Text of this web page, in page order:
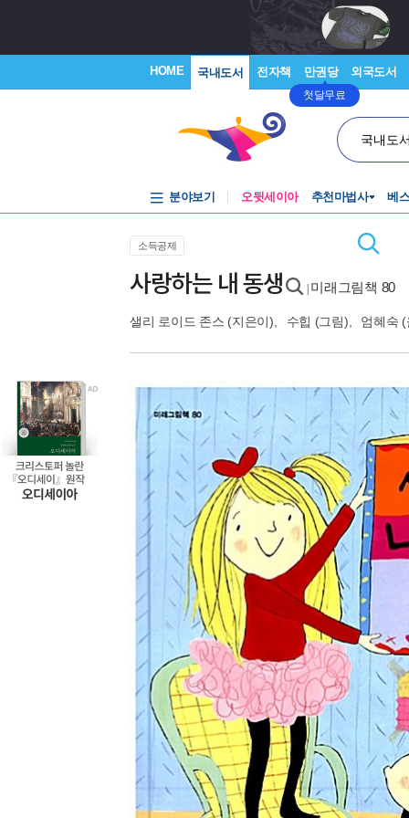
HOME 국내도서 전자책 만권당
첫달무료
외국도서
국내도
분야보기 오뒷세이아 추천마법사 베
소득공제
사랑하는 내 동생 미래그림책 80
샐리 로이드 존스 (지은이), 수힙 (그림), 엄혜숙 (